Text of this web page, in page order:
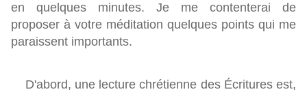
en quelques minutes. Je me contenterai de
proposer à votre méditation quelques points qui me
paraissent importants.
D'abord, une lecture chrétienne des Écritures est,